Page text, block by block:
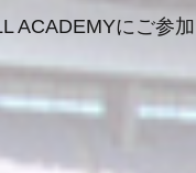
ACADEMYにご参